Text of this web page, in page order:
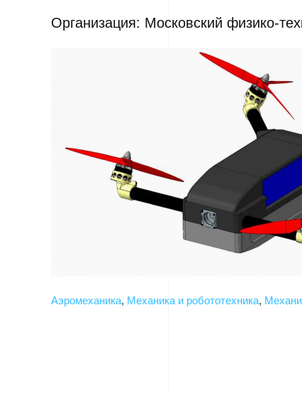
Организация: Московский физико-
Аэромеханика, Механика и робототехника,